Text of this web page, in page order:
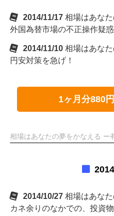
2014/11/17 相場はあな
外国為替市場の不正操作疑惑
2014/11/10 相場はあな
円安対策を急げ！
1ヶ月分880
相場はあなたの夢をかなえる ー
2014/10/27 相場はあな
カネ余りのなかでの、投資